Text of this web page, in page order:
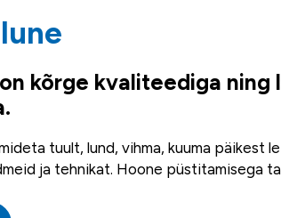
kõrge kvaliteediga ning
tuult, lund, vihma, kuuma päikest
ja tehnikat. Hoone püstitamisega